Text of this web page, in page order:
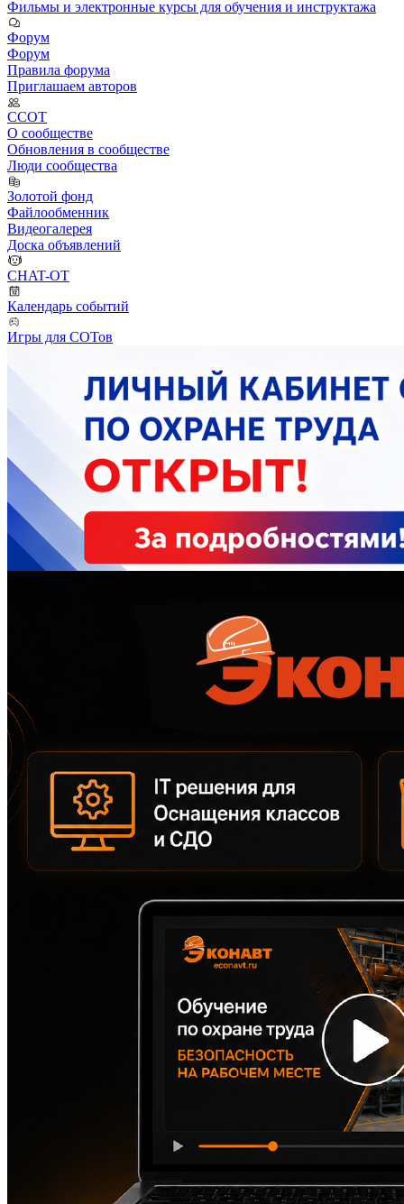
Фильмы и электронные курсы для обучения и инструктажа
Форум
Форум
Правила форума
Приглашаем авторов
ССОТ
О сообществе
Обновления в сообществе
Люди сообщества
Золотой фонд
Файлообменник
Видеогалерея
Доска объявлений
CHAT-OT
Календарь событий
Игры для СОТов